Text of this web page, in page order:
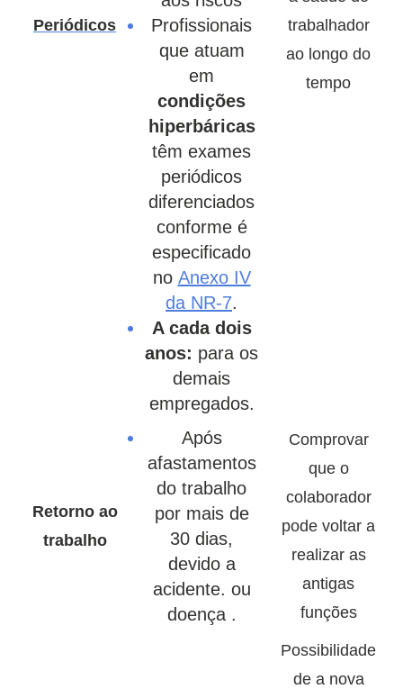
Periódicos
Profissionais
que atuam
em
condições
hiperbáricas
têm exames
periódicos
diferenciados
conforme é
especificado
no Anexo IV
da NR-7.
A cada dois
anos: para os
demais
empregados.
trabalhador
ao longo do
tempo
Retorno ao
trabalho
Após
afastamentos
do trabalho
por mais de
30 dias,
devido a
acidente. ou
doença .
Comprovar
que o
colaborador
pode voltar a
realizar as
antigas
funções
Possibilidade
de a nova